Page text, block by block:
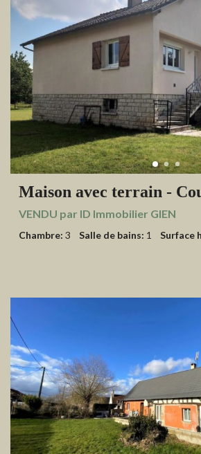
Maison avec terrain -
VENDU par ID Immobilier GIEN
Chambre: 3 Salle de bains: 1 Surface